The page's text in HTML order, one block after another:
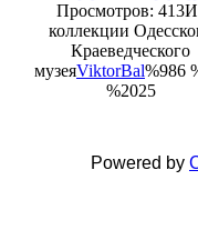
Просмотров: 413
коллекции
Краеведческого
музеяViktorBal%986
%2025
Powered by